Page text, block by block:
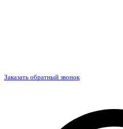
Заказать обратный звонок